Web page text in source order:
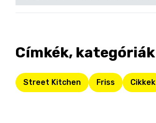
Címkék, kategóriák
Street Kitchen Friss Cikkek